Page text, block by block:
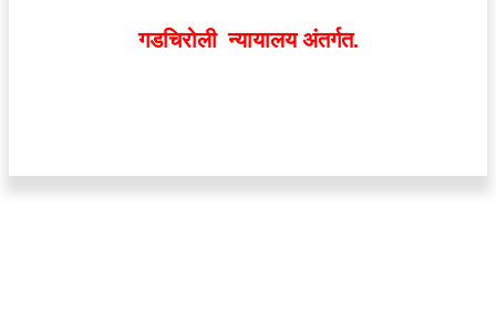
गडचिरोली न्यायालय अंतर्गत.